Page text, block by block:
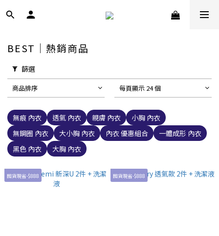
BEST｜熱銷商品
篩選
商品排序 每頁顯示 24 個
無痕 內衣 透氣 內衣 親膚 內衣
小胸 內衣
無鋼圈 內衣
大小胸 內衣 內衣 優惠組合
一體成形 內衣
黑色 內衣
大胸 內衣
囤貨現省-$888 囤貨現省-$888